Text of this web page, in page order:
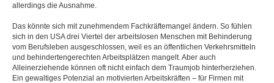
allerdings die Ausnahme.
Das könnte sich mit zunehmendem Fachkräftemangel ändern. So fühlen
sich in den USA drei Viertel der arbeitslosen Menschen mit Behinderung
vom Berufsleben ausgeschlossen, weil es an öffentlichen Verkehrsmitteln
und behindertengerechten Arbeitsplätzen mangelt. Aber auch
Alleinerziehende können oft nicht einfach dem Traumjob hinterherziehen.
Ein gewaltiges Potenzial an motivierten Arbeitskräften – für Firmen mit